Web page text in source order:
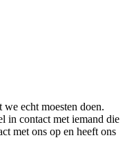
echt moesten doen.
in contact met iemand die
met ons op en heeft ons